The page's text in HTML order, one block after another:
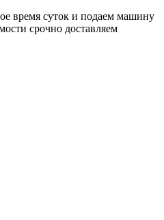
время суток и подаем машину
срочно доставляем